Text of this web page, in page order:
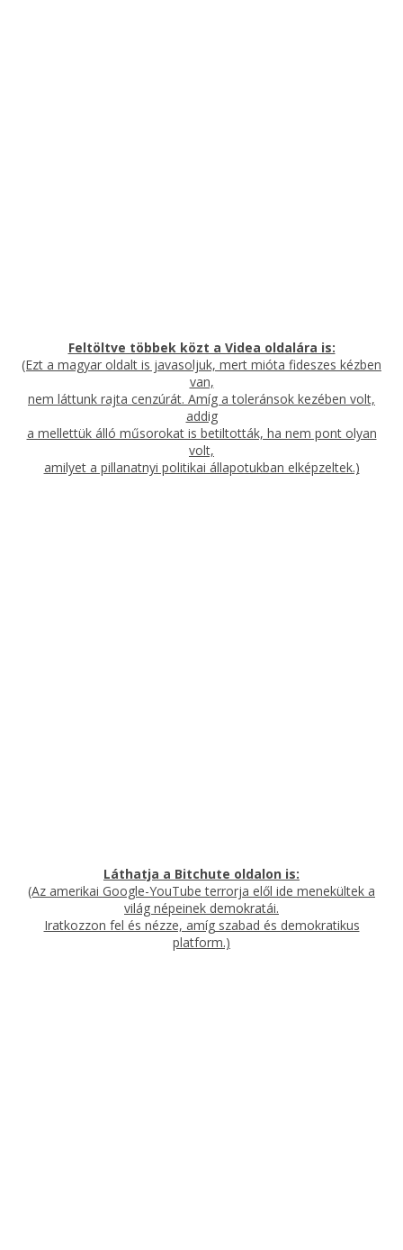
Feltöltve többek közt a Videa oldalára is:
(Ezt a magyar oldalt is javasoljuk, mert mióta fideszes kézben
van,
nem láttunk rajta cenzúrát. Amíg a toleránsok kezében volt,
addig
a mellettük álló műsorokat is betiltották, ha nem pont olyan
volt,
amilyet a pillanatnyi politikai állapotukban elképzeltek.)
Láthatja a Bitchute oldalon is:
(Az amerikai Google-YouTube terrorja elől ide menekültek a
világ népeinek demokratái.
Iratkozzon fel és nézze, amíg szabad és demokratikus
platform.)